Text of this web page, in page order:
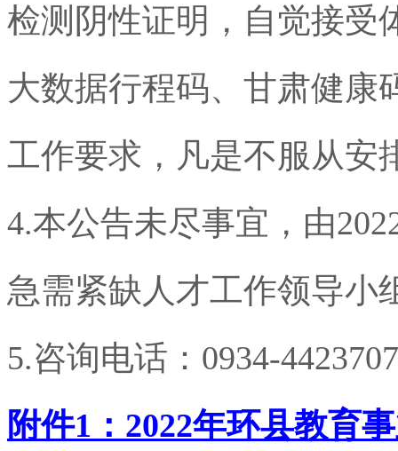
检测阴性证明，自觉接受
大数据行程码、甘肃健康
工作要求，凡是不服从安
4.本公告未尽事宜，由
急需紧缺人才工作领导小
5.咨询电话： 0934-4423707
附件1 ： 2022年环县教育